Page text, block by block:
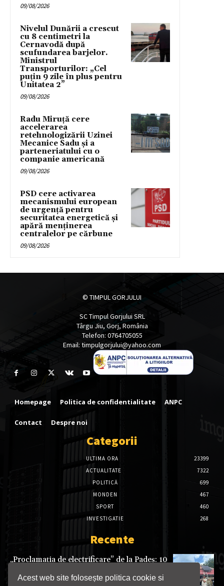
Acest web site folosește politica cookie si
09/08/2026
Nivelul Dunării a crescut
cu 8 centimetri la
Cernavodă după
scufundarea barjelor.
Ministrul
Transporturilor: „Cel
puțin 9 zile în plus pentru
Unitatea 2”
09/08/2026
Radu Miruță cere
accelerarea
retehnologizării Uzinei
Mecanice Sadu și a
parteneriatului cu o
companie americană
09/08/2026
PSD cere activarea
mecanismului european
de urgență pentru
securitatea energetică și
apără menținerea
centralelor pe cărbune
09/08/2026
© TIMPUL GORJULUI
SC Timpul Gorjului SRL
Târgu Jiu, Gorj, România
Telefon: 0764705055
Email: timpulgorjului@yahoo.com
Homepage Politica de confidentialitate ANPC
Contact Despre noi
Categorii
ULTIMA ORA
23399
ACTUALITATE
7322
POLITICĂ
699
MONDEN
467
SPORT
460
INVESTIGATIE
268
Recente
„Proclamația de electrificare” de la Padeș: 10
09/08/2026